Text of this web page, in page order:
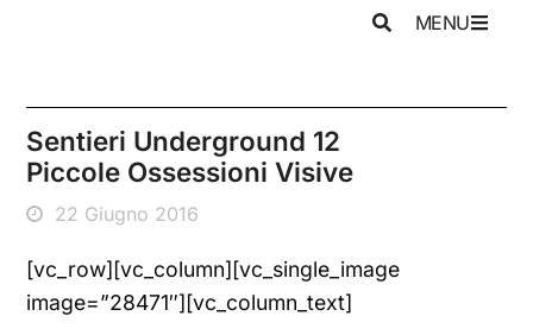
MENU
Sentieri Underground 12
Piccole Ossessioni Visive
22 Giugno 2016
[vc_row][vc_column][vc_single_image
image=”28471″][vc_column_text]